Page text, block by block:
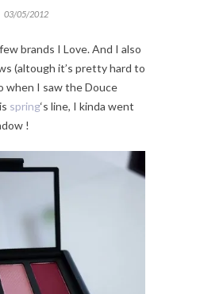
03/05/2012
brands I Love. And I also
(altough it’s pretty hard to
when I saw the Douce
spring‘s line, I kinda went
!